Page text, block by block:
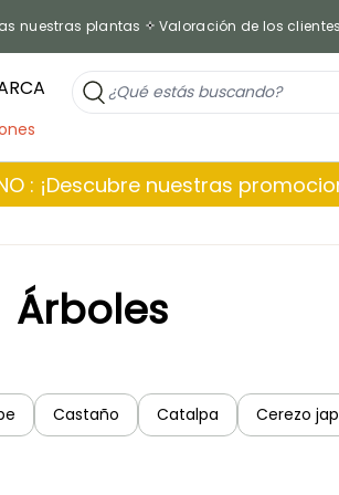
nuestras plantas Valoración de los
: ¡Descubre nuestras
Árboles
Castaño Catalpa Cerezo